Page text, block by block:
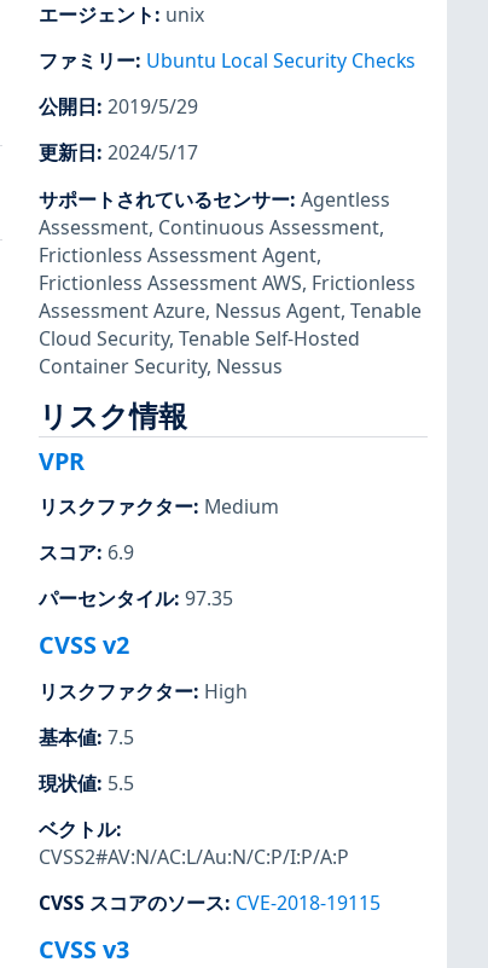
エージェント: unix
ファミリー: Ubuntu Local Security Checks
公開日: 2019/5/29
更新日: 2024/5/17
サポートされているセンサー: Agentless
Assessment, Continuous Assessment,
Frictionless Assessment Agent,
Frictionless Assessment AWS, Frictionless
Assessment Azure, Nessus Agent, Tenable
Cloud Security, Tenable Self-Hosted
Container Security, Nessus
リスク情報
VPR
リスクファクター: Medium
スコア: 6.9
パーセンタイル: 97.35
CVSS v2
リスクファクター: High
基本値: 7.5
現状値: 5.5
ベクトル:
CVSS2#AV:N/AC:L/Au:N/C:P/I:P/A:P
CVSS スコアのソース: CVE-2018-19115
CVSS v3